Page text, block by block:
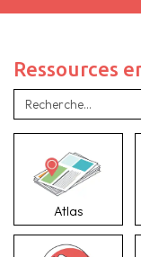
Ressources
Atlas